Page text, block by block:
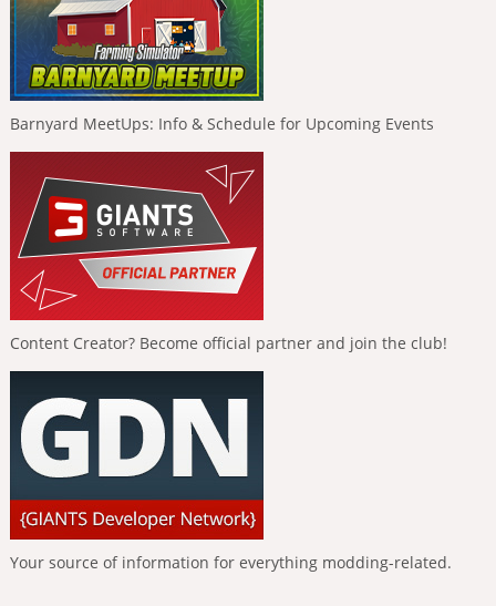
Barnyard MeetUps: Info & Schedule for Upcoming Events
Content Creator? Become official partner and join the club!
Your source of information for everything modding-related.